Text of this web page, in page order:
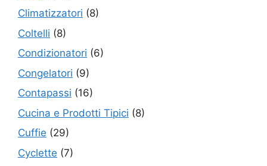
Climatizzatori (8)
Coltelli (8)
Condizionatori (6)
Congelatori (9)
Contapassi (16)
Cucina e Prodotti Tipici (8)
Cuffie (29)
Cyclette (7)